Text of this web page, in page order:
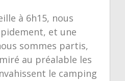
à 6h15, nous
et une
sommes partis,
au préalable les
le camping